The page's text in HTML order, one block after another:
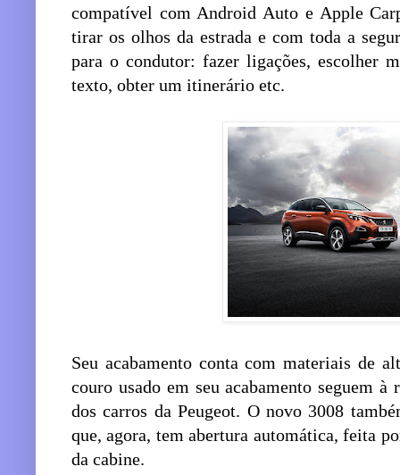
compatível com Android Auto e Apple
tirar os olhos da estrada e com toda a
para o condutor: fazer ligações, escolher
texto, obter um itinerário etc.
Seu acabamento conta com materiais de
couro usado em seu acabamento seguem
dos carros da Peugeot. O novo 3008
que, agora, tem abertura automática, feita
da cabine.